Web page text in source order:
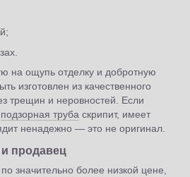
на ощупь отделку и добротную
изготовлен из качественного
трещин и неровностей. Если
подзорная труба скрипит, имеет
ненадежно — это не оригинал.
продавец
значительно более низкой цене,